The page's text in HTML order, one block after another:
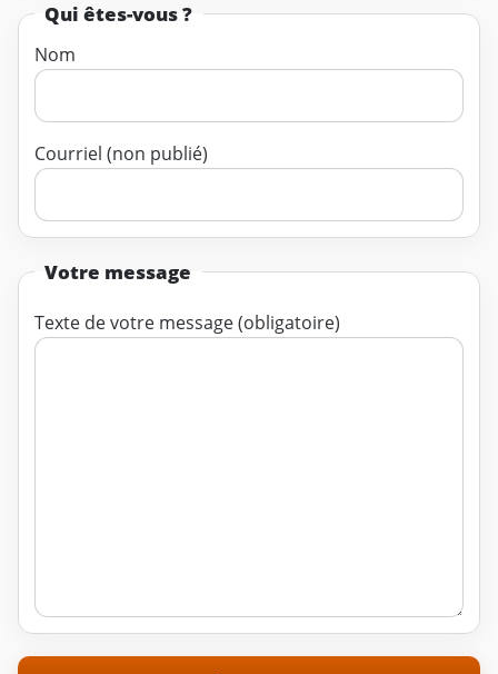
Qui êtes-vous ?
Nom
Courriel (non publié)
Votre message
Texte de votre message (obligatoire)